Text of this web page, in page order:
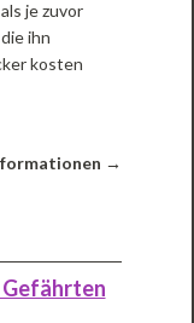
je zuvor
ihn
kosten
→
Gefährten